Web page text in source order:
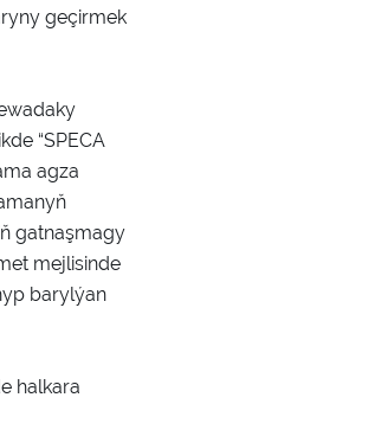
geçirmek
“SPECA
agza
gatnaşmagy
mejlisinde
barylýan
halkara